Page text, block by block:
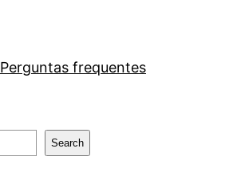
Perguntas frequentes
Search